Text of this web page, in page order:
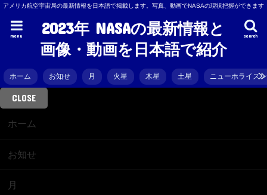
アメリカ航空宇宙局の最新情報を日本語で掲載します。写真、動画でNASAの現状把握ができます
2023年 NASAの最新情報と
画像・動画を日本語で紹介
search
menu
ホーム お知せ 月 火星 木星 土星 ニューホライズ
CLOSE
ホーム
お知せ
月